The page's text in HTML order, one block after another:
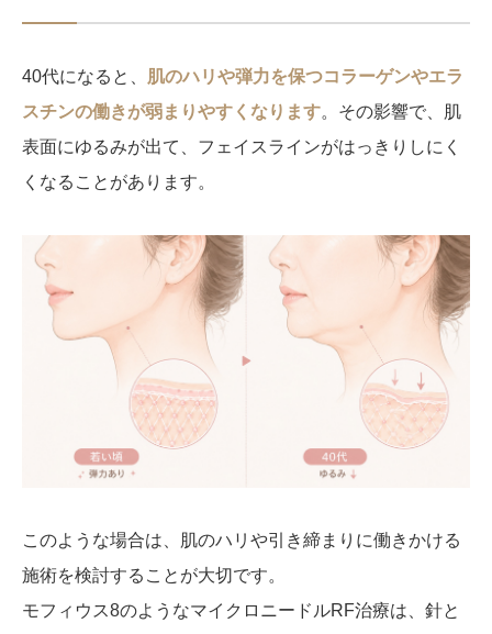
40代になると、 肌のハリや弾力を保つコラーゲンやエラ
スチンの働きが弱まりやすくなります。その影響で、肌
表面にゆるみが出て、フェイスラインがはっきりしにく
くなることがあります。
このような場合は、肌のハリや引き締まりに働きかける
施術を検討することが大切です。
モフィウス8のようなマイクロニードルRF治療は、針と